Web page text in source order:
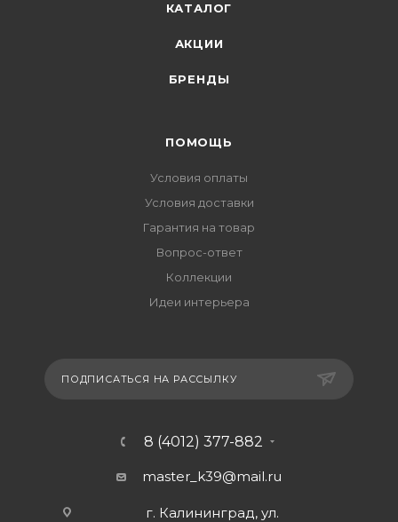
КАТАЛОГ
АКЦИИ
БРЕНДЫ
ПОМОЩЬ
Условия оплаты
Условия доставки
Гарантия на товар
Вопрос-ответ
Коллекции
Идеи интерьера
ПОДПИСАТЬСЯ НА РАССЫЛКУ
8 (4012) 377-882
master_k39@mail.ru
г. Калининград, ул.